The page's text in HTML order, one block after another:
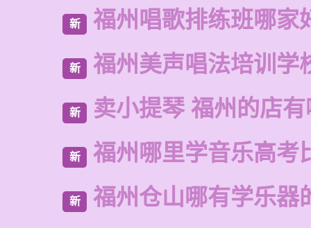
新 福州唱歌排练班哪家
新 福州美声唱法培训学
新 卖小提琴 福州的店
新 福州哪里学音乐高考
新 福州仓山哪有学乐器